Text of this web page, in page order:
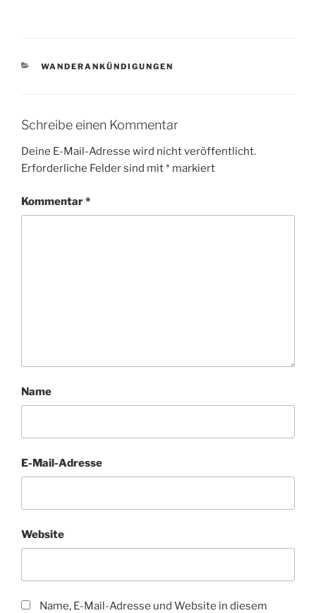
KATEGORIEN
WANDERANKÜNDIGUNGEN
Schreibe einen Kommentar
Deine E-Mail-Adresse wird nicht veröffentlicht.
Erforderliche Felder sind mit* markiert
Kommentar*
Name
E-Mail-Adresse
Website
Name, E-Mail-Adresse und Website in diesem